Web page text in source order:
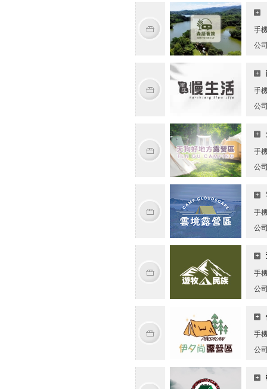
手
公
手
公
手
公
手
公
手
公
手
公